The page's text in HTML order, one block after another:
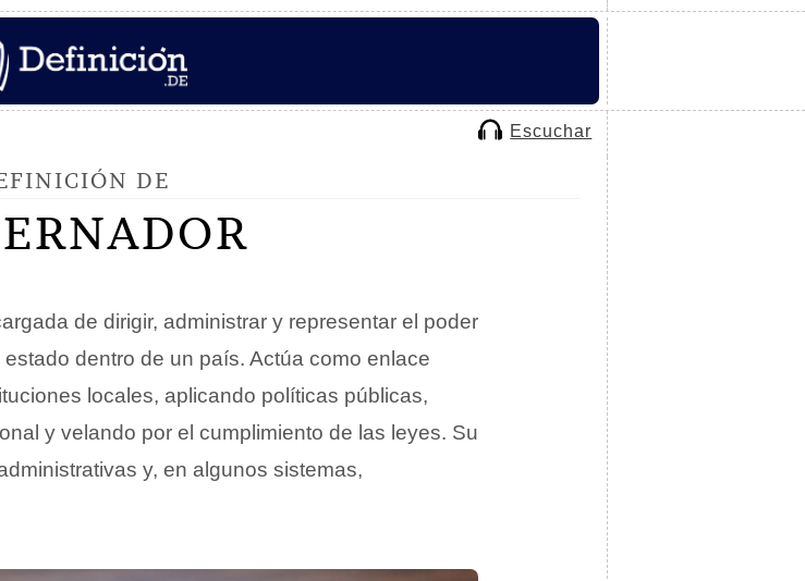
Escuchar
DE
de dirigir, administrar y representar el poder
dentro de un país. Actúa como enlace
locales, aplicando políticas públicas,
y velando por el cumplimiento de las leyes. Su
y, en algunos sistemas,